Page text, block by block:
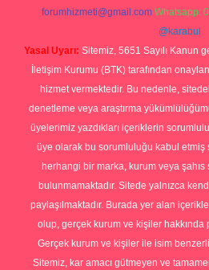
forumhizmeti@gmail.com Whatsapp:
@karabul
Yasal Uyarı: Sitemiz, 5651 Sayılı Kanun
İletişim Kurumu (BTK) tarafından
hizmet vermektedir. Bu nedenle,
denetleme veya araştırma
üyelerimiz yazdıkları içeriklerin
üye olarak bu sorumluluğu kabul etmiş
herhangi bir marka, kurum veya şahıs
bulunmamaktadır. Sitede yalnızca
paylaşılmaktadır. Burada yer alan
olup, gerçek kurum ve kişiler hakkında
Gerçek kurum ve kişiler ile isim
Sitemiz, kar amacı gütmeyen ve